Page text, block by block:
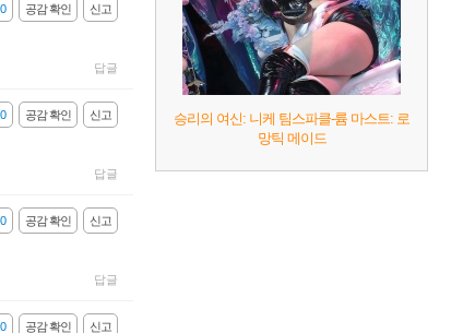
신고
공감 확인
0
답글
신고
공감 확인
0
답글
신고
공감 확인
0
답글
신고
공감 확인
0
승리의 여신: 니케 팀스파클-륨 마스트: 로
망틱 메이드